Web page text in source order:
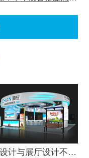
展台设计与展厅设计不同之处在哪里？